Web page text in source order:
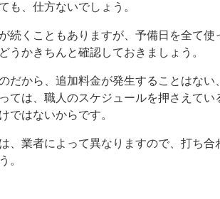
も、仕方ないでしょう。
続くこともありますが、予備日を全て
うかきちんと確認しておきましょう。
だから、追加料金が発生することはない
ては、職人のスケジュールを押さえて
ではないからです。
、業者によって異なりますので、打ち
。